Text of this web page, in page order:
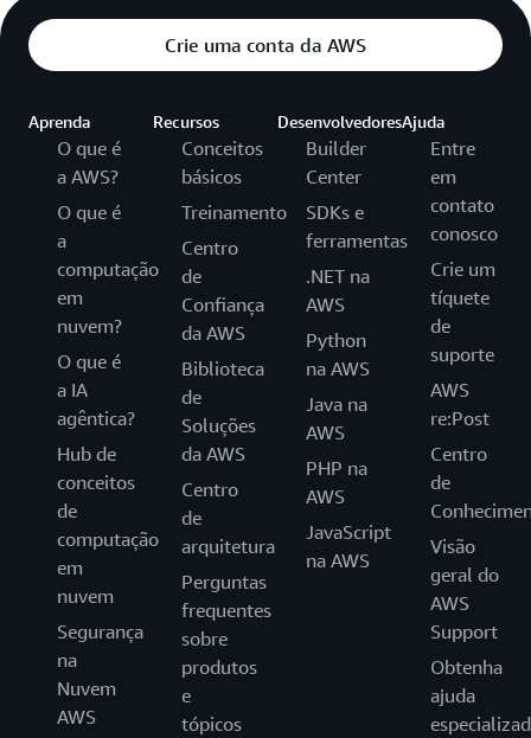
Crie uma conta da AWS
Aprenda
O que é
a AWS?
O que é
a
computação
em
nuvem?
O que é
a IA
agêntica?
Hub de
conceitos
de
computação
em
nuvem
Segurança
na
Nuvem
AWS
Recursos
Conceitos
básicos
Treinamento
Centro
de
Confiança
da AWS
Biblioteca
de
Soluções
da AWS
Centro
de
arquitetura
Perguntas
frequentes
sobre
produtos
e
tópicos
Desenvolvedores
Builder
Center
SDKs e
ferramentas
.NET na
AWS
Python
na AWS
Java na
AWS
PHP na
AWS
JavaScript
na AWS
Ajuda
Entre
em
contato
conosco
Crie um
tíquete
de
suporte
AWS
re:Post
Centro
de
Visão
geral do
AWS
Support
Obtenha
ajuda